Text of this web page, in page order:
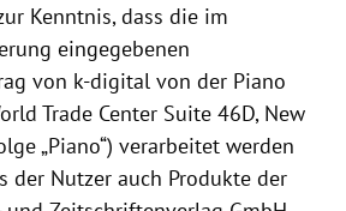
Kenntnis, dass die im
eingegebenen
von k-digital von der Piano
Trade Center Suite 46D, New
„Piano“) verarbeitet werden
der Nutzer auch Produkte der